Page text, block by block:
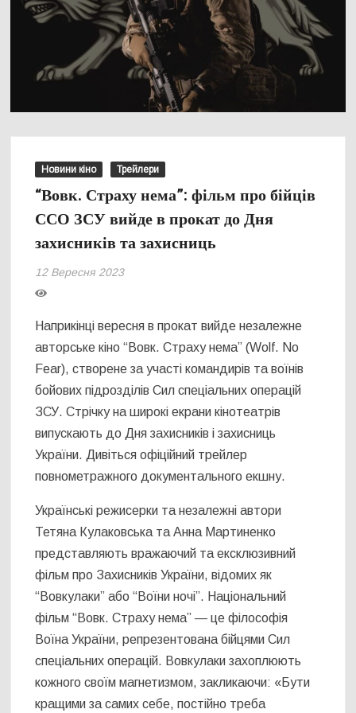
Новини кіно Трейлери
“Вовк. Страху нема”: фільм про бійців
ССО ЗСУ вийде в прокат до Дня
захисників та захисниць
12 Вересня 2023
Наприкінці вересня в прокат вийде незалежне
авторське кіно “Вовк. Страху нема” (Wolf. No
Fear), створене за участі командирів та воїнів
бойових підрозділів Сил спеціальних операцій
ЗСУ. Стрічку на широкі екрани кінотеатрів
випускають до Дня захисників і захисниць
України. Дивіться офіційний трейлер
повнометражного документального екшну.
Українські режисерки та незалежні автори
Тетяна Кулаковська та Анна Мартиненко
представляють вражаючий та ексклюзивний
фільм про Захисників України, відомих як
“Вовкулаки” або “Воїни ночі”. Національний
фільм “Вовк. Страху нема” — це філософія
Воїна України, репрезентована бійцями Сил
спеціальних операцій. Вовкулаки захоплюють
кожного своїм магнетизмом, закликаючи: «Бути
кращими за самих себе, постійно треба